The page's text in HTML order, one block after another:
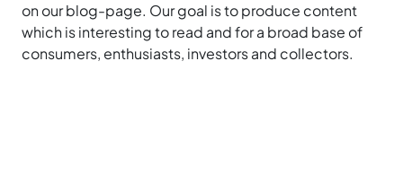
on our blog-page. Our goal is to produce content
which is interesting to read and for a broad base of
consumers, enthusiasts, investors and collectors.